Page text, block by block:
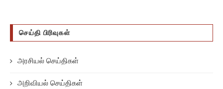
செய்தி பிரிவுகள்
அரசியல் செய்திகள்
அறிவியல் செய்திகள்